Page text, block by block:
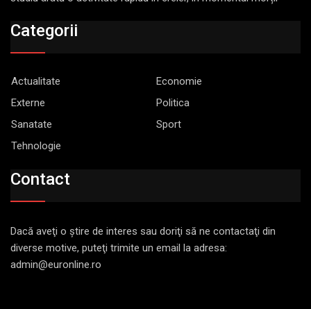
Categorii
Actualitate
Economie
Externe
Politica
Sanatate
Sport
Tehnologie
Contact
Dacă aveţi o ştire de interes sau doriţi să ne contactaţi din
diverse motive, puteţi trimite un email la adresa:
admin@euronline.ro